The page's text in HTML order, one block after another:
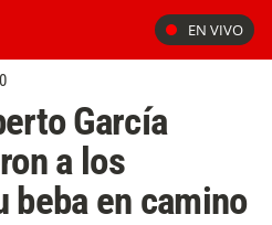
EN VIVO
García
a los
beba en camino